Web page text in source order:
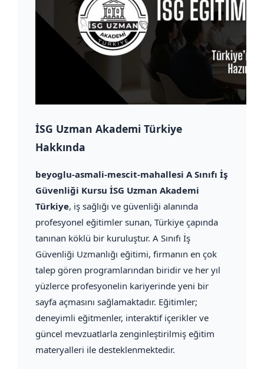
İSG Uzman Akademi Türkiye
Hakkında
beyoglu-asmali-mescit-mahallesi A Sınıfı İş
Güvenliği Kursu İSG Uzman Akademi
Türkiye, iş sağlığı ve güvenliği alanında
profesyonel eğitimler sunan, Türkiye çapında
tanınan köklü bir kuruluştur. A Sınıfı İş
Güvenliği Uzmanlığı eğitimi, firmanın en çok
talep gören programlarından biridir ve her yıl
yüzlerce profesyonelin kariyerinde yeni bir
sayfa açmasını sağlamaktadır. Eğitimler;
deneyimli eğitmenler, interaktif içerikler ve
güncel mevzuatlarla zenginleştirilmiş eğitim
materyalleri ile desteklenmektedir.